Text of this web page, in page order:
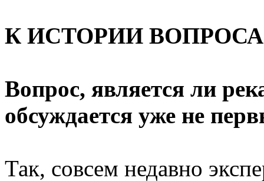
К ИСТОРИИ
Вопрос, является ли
обсуждается уже не
Так, совсем недавно